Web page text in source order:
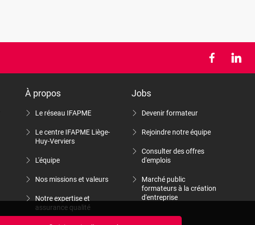
À propos
Le réseau IFAPME
Le centre IFAPME Liège-
Huy-Verviers
L'équipe
Nos missions et valeurs
Notre expertise et
assurance qualité
Jobs
Devenir formateur
Rejoindre notre équipe
Consulter des offres
d'emplois
Marché public
formateurs à la création
d'entreprise